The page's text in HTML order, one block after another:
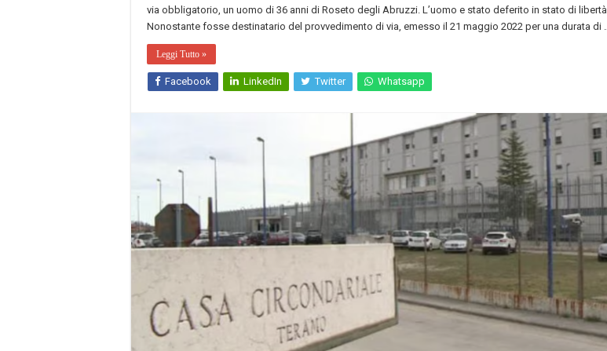
via obbligatorio, un uomo di 36 anni di Roseto degli Abruzzi. L’uomo e stato deferito in stato di libertà.
Nonostante fosse destinatario del provvedimento di via, emesso il 21 maggio 2022 per una durata di …
Leggi Tutto »
Facebook LinkedIn Twitter Whatsapp